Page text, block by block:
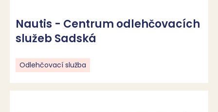
Nautis - Centrum odlehčovacích
služeb Sadská
Odlehčovací služba